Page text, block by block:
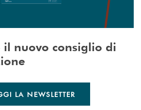
il nuovo consiglio di
LA NEWSLETTER